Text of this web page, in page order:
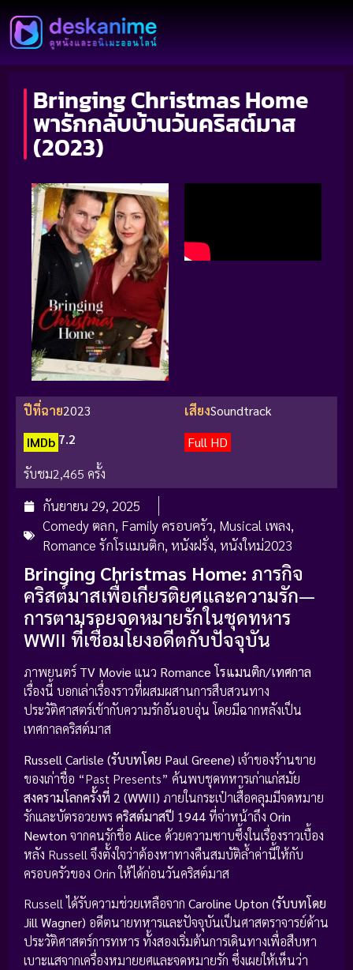
Bringing Christmas Home
พารักกลับบ้านวันคริสต์มาส
(2023)
ปีที่ฉาย2023 เสียงSoundtrack
IMDb 7.2
Full HD
รับชม2,465 ครั้ง
กันยายน 29, 2025
Comedy ตลก, Family ครอบครัว, Musical เพลง,
Romance รักโรแมนติก, หนังฝรั่ง, หนังใหม่2023
Bringing Christmas Home: ภารกิจ
คริสต์มาสเพื่อเกียรติยศและความรัก—
การตามรอยจดหมายรักในชุดทหาร
WWII ที่เชื่อมโยงอดีตกับปัจจุบัน
ภาพยนตร์ TV Movie แนว Romance โรแมนติก/เทศกาล
เรื่องนี้ บอกเล่าเรื่องราวที่ผสมผสานการสืบสวนทาง
ประวัติศาสตร์เข้ากับความรักอันอบอุ่น โดยมีฉากหลังเป็น
เทศกาลคริสต์มาส
Russell Carlisle (รับบทโดย Paul Greene) เจ้าของร้านขาย
ของเก่าชื่อ “Past Presents” ค้นพบชุดทหารเก่าแก่สมัย
สงครามโลกครั้งที่ 2 (WWII) ภายในกระเป๋าเสื้อคลุมมีจดหมาย
รักและบัตรอวยพรคริสต์มาสปี 1944ที่จ่าหน้าถึง Orin
Newton จากคนรักชื่อ Alice ด้วยความซาบซึ้งในเรื่องราวเบื้อง
หลัง Russell จึงตั้งใจว่าต้องหาทางคืนสมบัติล้ำค่านี้ให้กับ
ครอบครัวของ Orin ให้ได้ก่อนวันคริสต์มาส
Russell ได้รับความช่วยเหลือจาก Caroline Upton (รับบทโดย
Jill Wagner) อดีตนายทหารและปัจจุบันเป็นศาสตราจารย์ด้าน
ประวัติศาสตร์การทหาร ทั้งสองเริ่มต้นการเดินทางเพื่อสืบหา
เบาะแสจากเครื่องหมายยศและจดหมายรัก ซึ่งเผยให้เห็นว่า